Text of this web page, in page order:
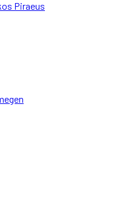
Piraeus